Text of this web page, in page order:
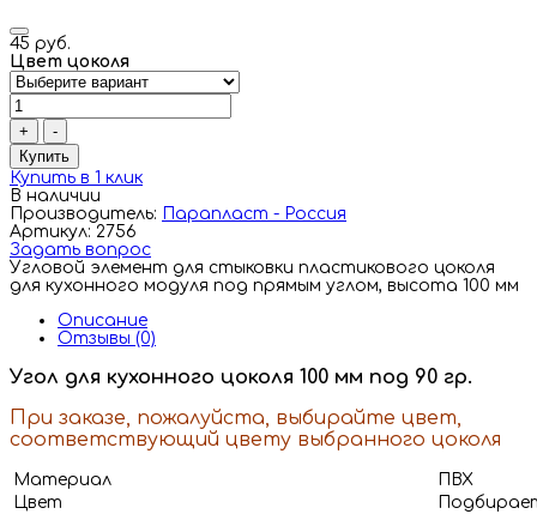
45 руб.
Цвет цоколя
+
-
Купить
Купить в 1 клик
В наличии
Производитель: Парапласт - Россия
Артикул: 2756
Задать вопрос
Угловой элемент для стыковки пластикового цоколя
для кухонного модуля под прямым углом, высота 100 мм
Описание
Отзывы (0)
Угол для кухонного цоколя 100 мм под 90 гр.
При заказе, пожалуйста, выбирайте цвет,
соответствующий цвету выбранного цоколя
Материал
ПВХ
Цвет